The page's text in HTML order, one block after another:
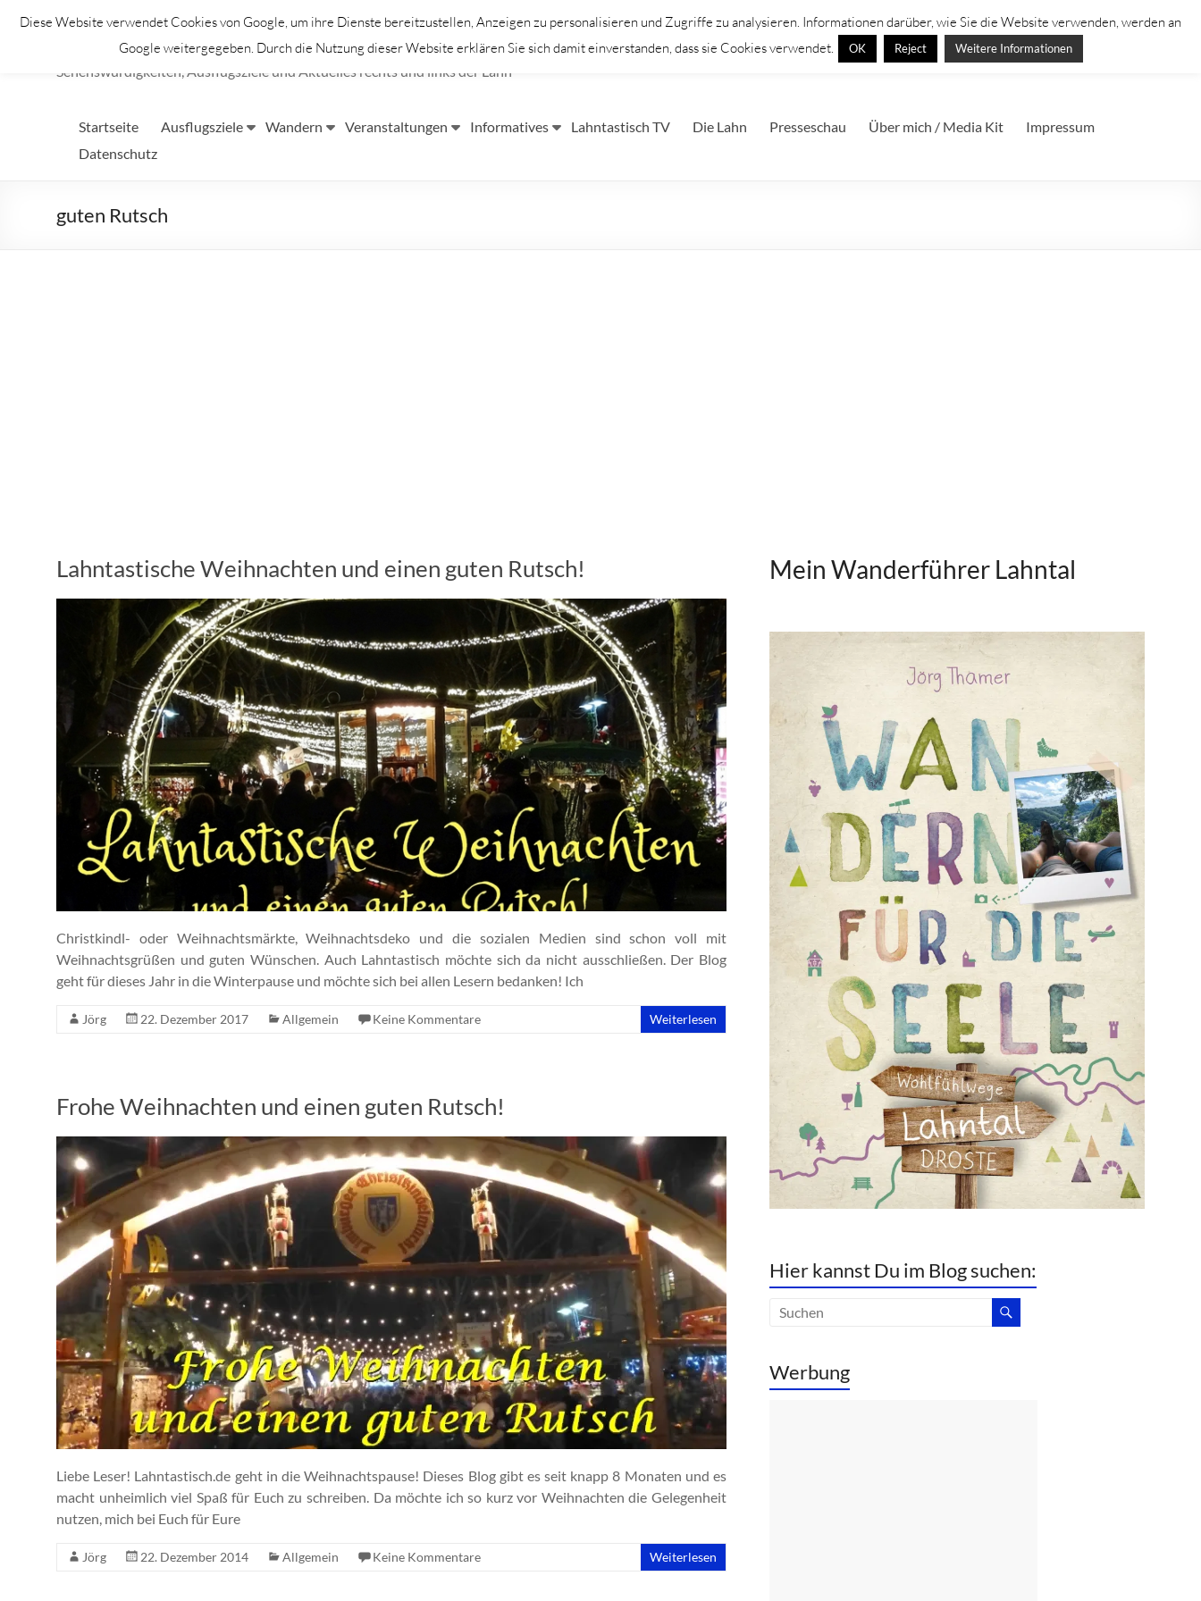
Inhalt
Lahntastisch
Sehenswürdigkeiten, Ausflugsziele und Aktuelles rechts und links der Lahn
Startseite Ausflugsziele Wandern Veranstaltungen Informatives Lahntastisch TV Die Lahn Presseschau Über mich / Media Kit
Impressum
Datenschutz
guten Rutsch
Lahntastische Weihnachten und einen guten Rutsch!
Christkindl- oder Weihnachtsmärkte, Weihnachtsdeko und die sozialen Medien sind schon voll mit
Weihnachtsgrüßen und guten Wünschen. Auch Lahntastisch möchte sich da nicht ausschließen. Der Blog
geht für dieses Jahr in die Winterpause und möchte sich bei allen Lesern bedanken! Ich
Jörg 22. Dezember 2017 Allgemein Keine Kommentare Weiterlesen
Frohe Weihnachten und einen guten Rutsch!
Liebe Leser! Lahntastisch.de geht in die Weihnachtspause! Dieses Blog gibt es seit knapp 8 Monaten und es
macht unheimlich viel Spaß für Euch zu schreiben. Da möchte ich so kurz vor Weihnachten die Gelegenheit
nutzen, mich bei Euch für Eure
Jörg 22. Dezember 2014 Allgemein Keine Kommentare Weiterlesen
Mein Wanderführer Lahntal
Hier kannst Du im Blog suchen:
Werbung
Diese Website verwendet Cookies von Google, um ihre Dienste bereitzustellen, Anzeigen zu personalisieren und Zugriffe zu analysieren. Informationen darüber, wie Sie die Website verwenden, werden an
Google weitergegeben. Durch die Nutzung dieser Website erklären Sie sich damit einverstanden, dass sie Cookies verwendet.
OK Reject Weitere Informationen